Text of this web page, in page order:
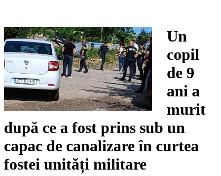
Un
copil
de 9
ani a
murit
după ce a fost prins sub un
capac de canalizare în curtea
fostei unități militare